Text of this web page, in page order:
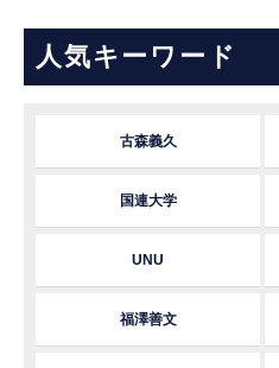
人気キーワード
古森義久
国連大学
UNU
福澤善文